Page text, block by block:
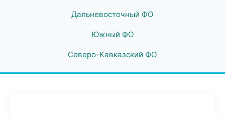
Дальневосточный ФО
Южный ФО
Северо-Кавказский ФО